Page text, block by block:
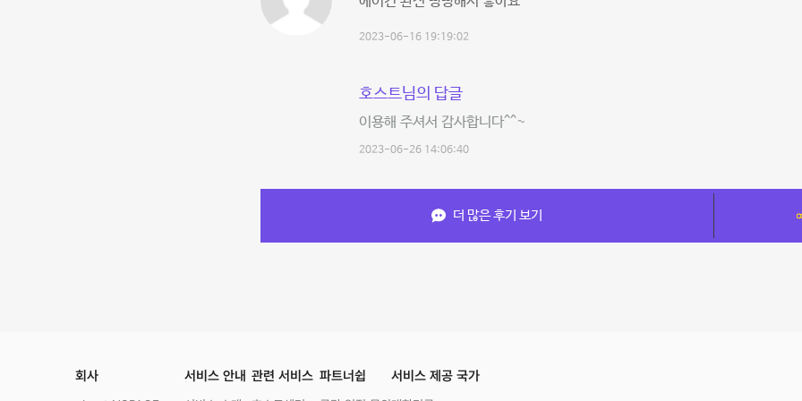
2023-06-16 19:19:02
호스트님의 답글
이용해 주셔서 감사합니다^^~
2023-06-26 14:06:40
더 많은 후기 보기
회사 서비스 안내 관련 서비스 파트너쉽 서비스 제공 국가